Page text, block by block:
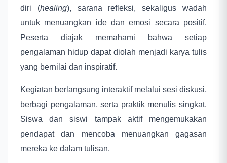
diri (healing), sarana refleksi, sekaligus wadah
untuk menuangkan ide dan emosi secara positif.
Peserta diajak memahami bahwa setiap
pengalaman hidup dapat diolah menjadi karya tulis
yang bernilai dan inspiratif.
Kegiatan berlangsung interaktif melalui sesi diskusi,
berbagi pengalaman, serta praktik menulis singkat.
Siswa dan siswi tampak aktif mengemukakan
pendapat dan mencoba menuangkan gagasan
mereka ke dalam tulisan.